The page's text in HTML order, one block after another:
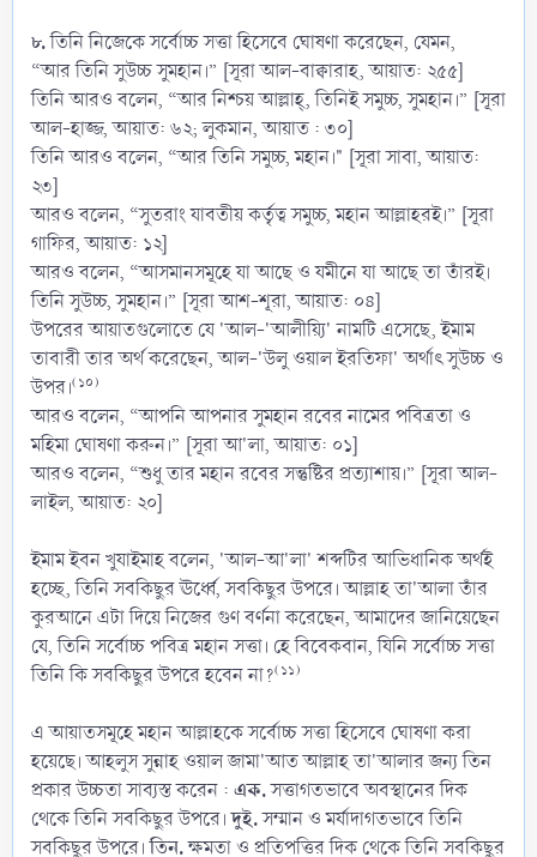
৮.তিনি নিজেকে সর্বোচ্চ সত্তা হিসেবে ঘোষণা করেছেন, যেমন,
“আর তিনি সুউচ্চ সুমহান।” [সূরা আল-বাক্বারাহ, আয়াত: ২৫৫]
তিনি আরও বলেন, “আর নিশ্চয় আল্লাহ্, তিনিই সমুচ্চ, সুমহান।” [সূরা
আল-হাজ্জ, আয়াত: ৬২; লুকমান, আয়াত : ৩০]
তিনি আরও বলেন, “আর তিনি সমুচ্চ, মহান।" [সূরা সাবা, আয়াত:
২৩]
আরও বলেন, “সুতরাং যাবতীয় কর্তৃত্ব সমুচ্চ, মহান আল্লাহরই।” [সূরা
গাফির, আয়াত: ১২]
আরও বলেন, “আসমানসমূহে যা আছে ও যমীনে যা আছে তা তাঁরই।
তিনি সুউচ্চ, সুমহান।” [সূরা আশ-শূরা, আয়াত: ০৪]
উপরের আয়াতগুলোতে যে 'আল-'আলীয়্যি' নামটি এসেছে, ইমাম
তাবারী তার অর্থ করেছেন, আল-'উলু ওয়াল ইরতিফা' অর্থাৎ সুউচ্চ ও
উপর।(১০)
আরও বলেন, “আপনি আপনার সুমহান রবের নামের পবিত্রতা ও
মহিমা ঘোষণা করুন।” [সূরা আ'লা, আয়াত: ০১]
আরও বলেন, “শুধু তার মহান রবের সন্তুষ্টির প্রত্যাশায়।” [সূরা আল-
লাইল, আয়াত: ২০]
ইমাম ইবন খুযাইমাহ বলেন, 'আল-আ'লা' শব্দটির আভিধানিক অর্থই
হচ্ছে, তিনি সবকিছুর ঊর্ধ্বে, সবকিছুর উপরে। আল্লাহ তা'আলা তাঁর
কুরআনে এটা দিয়ে নিজের গুণ বর্ণনা করেছেন, আমাদের জানিয়েছেন
যে, তিনি সর্বোচ্চ পবিত্র মহান সত্তা। হে বিবেকবান, যিনি সর্বোচ্চ সত্তা
তিনি কি সবকিছুর উপরে হবেন না?(১১)
এ আয়াতসমূহে মহান আল্লাহকে সর্বোচ্চ সত্তা হিসেবে ঘোষণা করা
হয়েছে। আহলুস সুন্নাহ ওয়াল জামা'আত আল্লাহ তা'আলার জন্য তিন
প্রকার উচ্চতা সাব্যস্ত করেন : এক.সত্তাগতভাবে অবস্থানের দিক
থেকে তিনি সবকিছুর উপরে।দুই.সম্মান ও মর্যাদাগতভাবে তিনি
সবকিছুর উপরে।তিন.ক্ষমতা ও প্রতিপত্তির দিক থেকে তিনি সবকিছুর